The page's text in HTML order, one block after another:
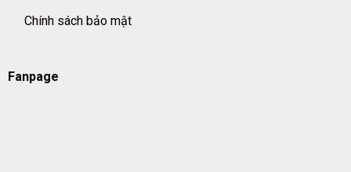
Chính sách bảo mật
Fanpage